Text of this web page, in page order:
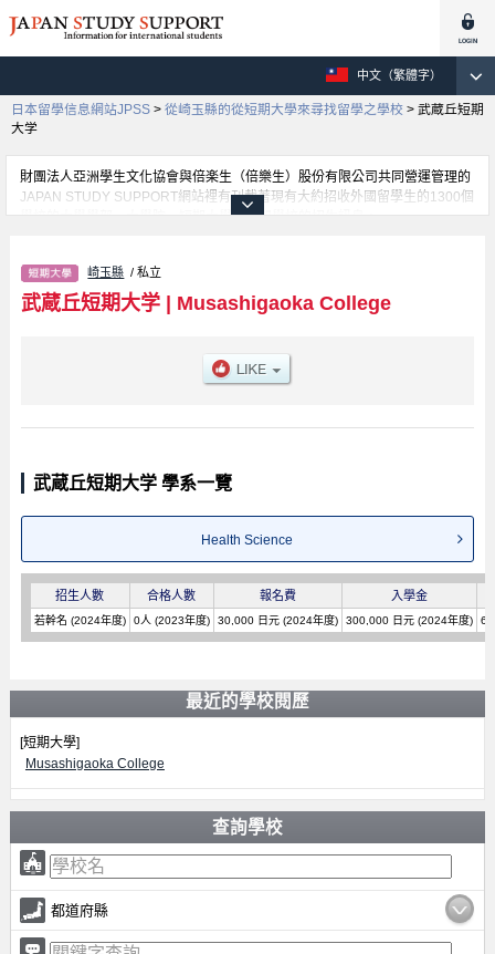
中文（繁體字）
日本留學信息網站JPSS > 從崎玉縣的從短期大學來尋找留學之學校 > 武蔵丘短期
大学
財團法人亞洲學生文化協會與倍楽生（倍樂生）股份有限公司共同營運管理的
JAPAN STUDY SUPPORT網站裡有刊載著現有大約招收外國留學生的1300個
學校的大學學部、大學院、短期大學、專門學校的招生訊息。
式等對外國留學生是必要之訊息都刊載於此，請務必查閱及利用此網站。
崎玉縣 / 私立
武蔵丘短期大学| Musashigaoka College
武蔵丘短期大学 學系一覽
Health Science
招生人數 合格人數 報名費 入學金
若幹名 (2024年度) 0人 (2023年度) 30,000 日元 (2024年度) 300,000 日元 (2024年度)
最近的學校閱歷
[短期大學]
Musashigaoka College
查詢學校
都道府縣